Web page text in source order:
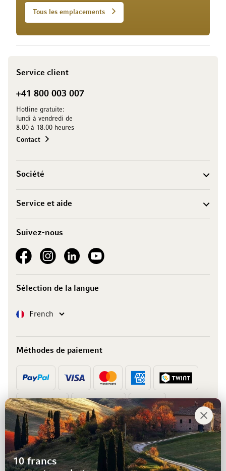
Tous les emplacements
Service client
+41 800 003 007
Hotline gratuite:
lundi à vendredi de
8.00 à 18.00 heures
Contact
Société
Service et aide
Suivez-nous
See our FacebookSee our Instagram account
See our LinkedInSee our YouTube channel
Sélection de la langue
LangueFrench
Méthodes de paiement
Prépaiement Facture
10 francs